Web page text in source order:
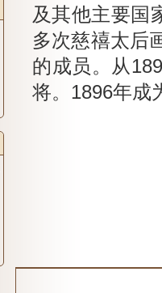
及其他主要国
多次慈禧太后
的成员。
从
将。 1896年成